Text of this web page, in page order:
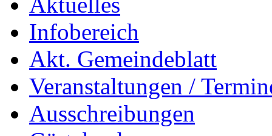
Infobereich
Akt. Gemeindeblatt
Veranstaltungen /
Ausschreibungen